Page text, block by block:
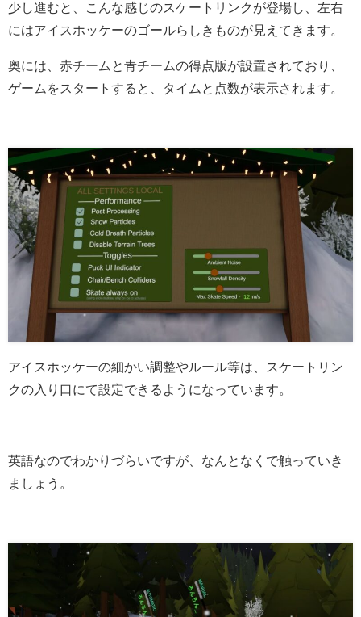
少し進むと、こんな感じのスケートリンクが登場し、左右
にはアイスホッケーのゴールらしきものが見えてきます。
奥には、赤チームと青チームの得点版が設置されており、
ゲームをスタートすると、タイムと点数が表示されます。
アイスホッケーの細かい調整やルール等は、スケートリン
クの入り口にて設定できるようになっています。
英語なのでわかりづらいですが、なんとなくで触っていき
ましょう。